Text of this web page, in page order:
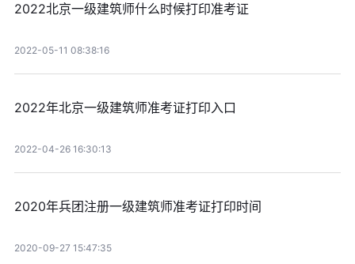
2022北京一级建筑师什么时候打印准考证
2022-05-11 08:38:16
2022年北京一级建筑师准考证打印入口
2022-04-26 16:30:13
2020年兵团注册一级建筑师准考证打印时间
2020-09-27 15:47:35